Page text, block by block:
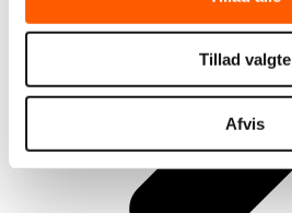
Tillad valgte
Afvis